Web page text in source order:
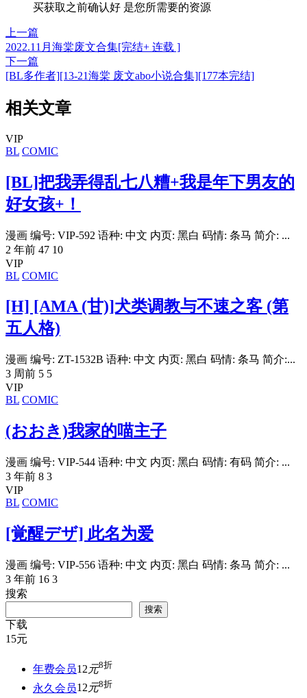
买获取之前确认好 是您所需要的资源
上一篇
2022.11月海棠废文合集[完结+ 连载 ]
下一篇
[BL多作者][13-21海棠 废文abo小说合集][177本完结]
相关文章
VIP
BL COMIC
[BL]把我弄得乱七八糟+我是年下男友的
好女孩+！
漫画 编号: VIP-592 语种: 中文 内页: 黑白 码情: 条马 简介: ...
2 年前 47 10
VIP
BL COMIC
[H] [AMA (甘)]犬类调教与不速之客 (第
五人格)
漫画 编号: ZT-1532B 语种: 中文 内页: 黑白 码情: 条马 简介:...
3 周前 5 5
VIP
BL COMIC
(おおき)我家的喵主子
漫画 编号: VIP-544 语种: 中文 内页: 黑白 码情: 有码 简介: ...
3 年前 8 3
VIP
BL COMIC
[覚醒デザ] 此名为爱
漫画 编号: VIP-556 语种: 中文 内页: 黑白 码情: 条马 简介: ...
3 年前 16 3
搜索
搜索
下载
15元
年费会员12 元8折
永久会员12元8折